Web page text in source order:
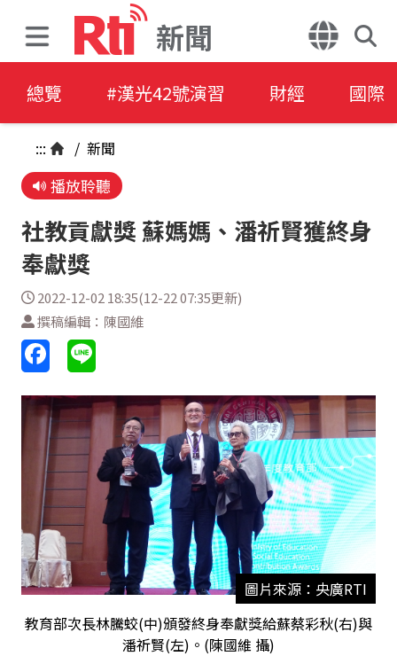
新聞
總覽 #漢光42號演習 財經 國際
::: / 新聞
播放聆聽
社教貢獻獎 蘇媽媽、潘祈賢獲終身
奉獻獎
2022-12-02 18:35(12-22 07:35更新)
撰稿編輯：陳國維
圖片來源：央廣RTI
教育部次長林騰蛟(中)頒發終身奉獻獎給蘇蔡彩秋(右)與
潘祈賢(左)。(陳國維 攝)